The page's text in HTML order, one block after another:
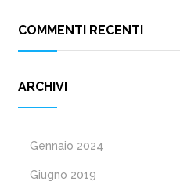
COMMENTI RECENTI
ARCHIVI
Gennaio 2024
Giugno 2019